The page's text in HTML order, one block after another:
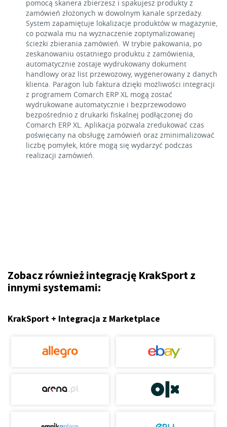
pomocą skanera zbierzesz i spakujesz produkty z
zamówień złożonych w dowolnym kanale sprzedaży.
System zapamiętuje lokalizacje produktów w magazynie,
co pozwala mu na wyznaczenie zoptymalizowanej
ścieżki zbierania zamówień. W trybie pakowania, po
zeskanowaniu ostatniego produktu z zamówienia,
automatycznie zostaje wydrukowany dokument
handlowy oraz list przewozowy, wygenerowany z danych
klienta. Paragon lub faktura dzięki możliwości integracji
z programem Comarch ERP XL mogą zostać
wydrukowane automatycznie i bezprzewodowo
bezpośrednio z drukarki fiskalnej podłączonej do
Comarch ERP XL. Aplikacja pozwala zredukować czas
poświęcany na obsługę zamówień oraz zminimalizować
liczbę pomyłek, które mogą się wydarzyć podczas
realizacji zamówień.
Zobacz również integrację KrakSport z
innymi systemami:
KrakSport + Integracja z Marketplace